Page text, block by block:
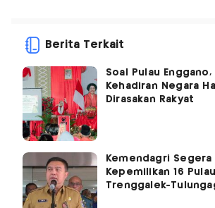
Berita Terkait
Soal Pulau Enggano,
Kehadiran Negara
Dirasakan Rakyat
Kemendagri Segera
Kepemilikan 16
Trenggalek-